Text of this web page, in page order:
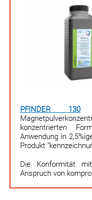
PFINDER 130
konzentrierten
Anwendung in
Produkt
Die Konformität
Anspruch von